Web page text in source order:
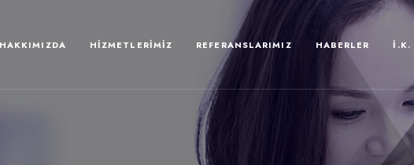
HAKKIMIZDA HIZMETLERIMIZ REFERANSLARIMIZ HABERLER İ.K.